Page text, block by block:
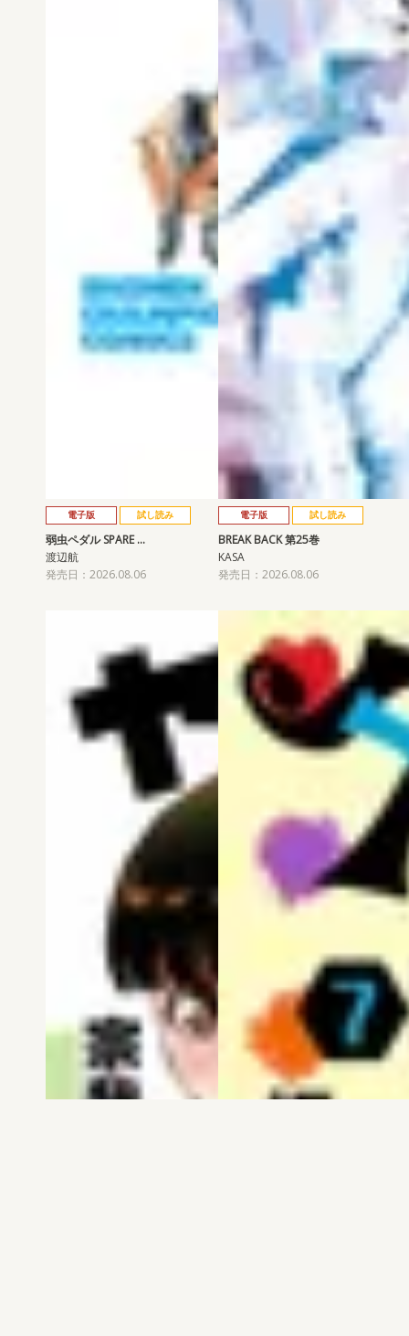
電子版 試し読み
弱虫ペダル SPARE …
渡辺航
発売日：2026.08.06
電子版 試し読み
BREAK BACK 第25巻
KASA
発売日：2026.08.06